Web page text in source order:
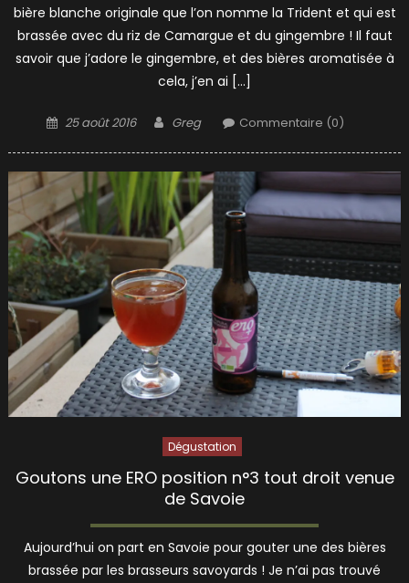
bière blanche originale que l’on nomme la Trident et qui est
brassée avec du riz de Camargue et du gingembre ! Il faut
savoir que j’adore le gingembre, et des bières aromatisée à
cela, j’en ai […]
Posted
25 août 2016 Author
Greg Commentaire (0)
Dégustation
Goutons une ERO position n°3 tout droit venue
de Savoie
Aujourd’hui on part en Savoie pour gouter une des bières
brassée par les brasseurs savoyards ! Je n’ai pas trouvé